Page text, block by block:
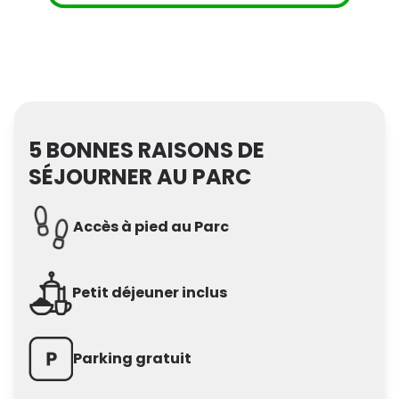
5 BONNES RAISONS DE
SÉJOURNER AU PARC
Accès à pied au Parc
Petit déjeuner inclus
Parking gratuit